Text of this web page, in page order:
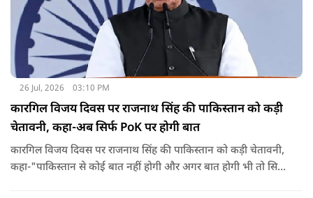
26 Jul, 2026 03:10 PM
कारगिल विजय दिवस पर राजनाथ सिंह की पाकिस्तान को कड़ी
चेतावनी, कहा-अब सिर्फ PoK पर होगी बात
कारगिल विजय दिवस पर राजनाथ सिंह की पाकिस्तान को कड़ी चेतावनी,
कहा-"पाकिस्तान से कोई बात नहीं होगी और अगर बात होगी भी तो सिर्फ